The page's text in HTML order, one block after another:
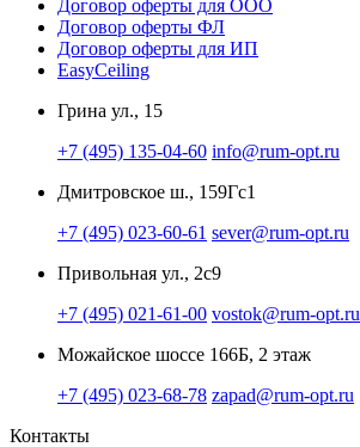
Договор оферты для ООО
Договор оферты ФЛ
Договор оферты для ИП
EasyCeiling
Грина ул., 15
+7 (495) 135-04-60 info@rum-opt.ru
Дмитровское ш., 159Гс1
+7 (495) 023-60-61 sever@rum-opt.ru
Привольная ул., 2с9
+7 (495) 021-61-00 vostok@rum-opt.ru
Можайское шоссе 166Б, 2 этаж
+7 (495) 023-68-78 zapad@rum-opt.ru
Контакты